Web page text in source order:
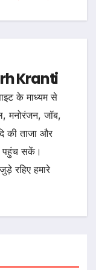
Kranti
के माध्यम से
मनोरंजन, जॉब,
की ताजा और
पहुंच सकें।
रहिए हमारे